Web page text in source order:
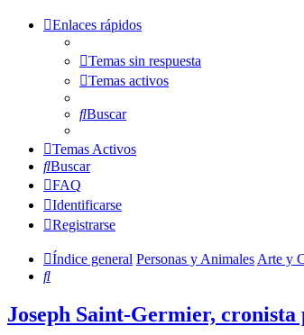
Enlaces rápidos
Temas sin respuesta
Temas activos
Buscar
Temas Activos
Buscar
FAQ
Identificarse
Registrarse
Índice general Personas y Animales Arte y
Buscar
Joseph Saint-Germier,